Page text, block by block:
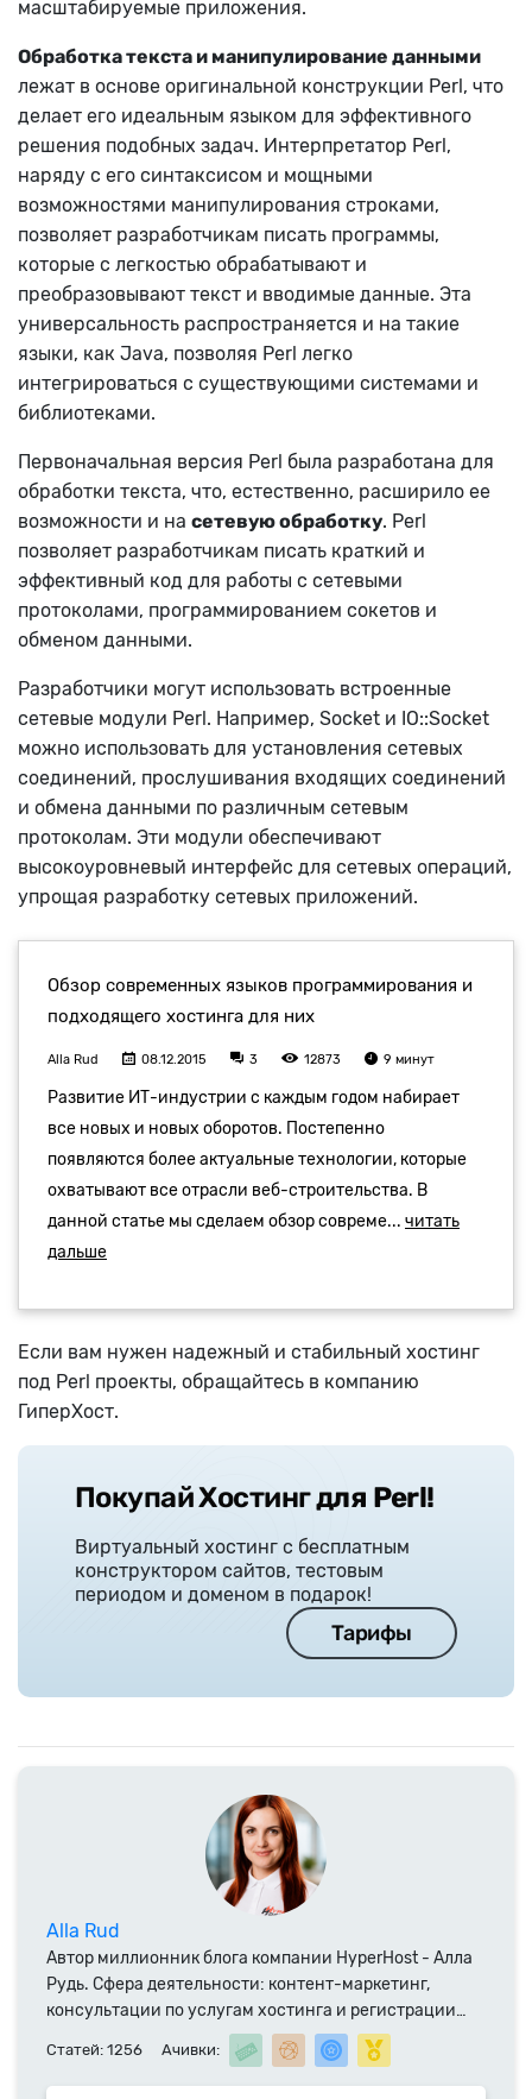
масштабируемые приложения.
Обработка текста и манипулирование данными
лежат в основе оригинальной конструкции Perl, что
делает его идеальным языком для эффективного
решения подобных задач. Интерпретатор Perl,
наряду с его синтаксисом и мощными
возможностями манипулирования строками,
позволяет разработчикам писать программы,
которые с легкостью обрабатывают и
преобразовывают текст и вводимые данные. Эта
универсальность распространяется и на такие
языки, как Java, позволяя Perl легко
интегрироваться с существующими системами и
библиотеками.
Первоначальная версия Perl была разработана для
обработки текста, что, естественно, расширило ее
возможности и на сетевую обработку. Perl
позволяет разработчикам писать краткий и
эффективный код для работы с сетевыми
протоколами, программированием сокетов и
обменом данными.
Разработчики могут использовать встроенные
сетевые модули Perl. Например, Socket и IO::Socket
можно использовать для установления сетевых
соединений, прослушивания входящих соединений
и обмена данными по различным сетевым
протоколам. Эти модули обеспечивают
высокоуровневый интерфейс для сетевых операций,
упрощая разработку сетевых приложений.
Если вам нужен надежный и стабильный хостинг
под Perl проекты, обращайтесь в компанию
ГиперХост.
Покупай Хостинг для Perl!
Виртуальный хостинг с бесплатным
конструктором сайтов, тестовым
периодом и доменом в подарок!
Тарифы
Alla Rud
Автор миллионник блога компании HyperHost - Алла
Рудь. Сфера деятельности: контент-маркетинг,
консультации по услугам хостинга и регистрации
доменных имен. Специалист компании HyperHost.UA
Статей: 1256 Ачивки: